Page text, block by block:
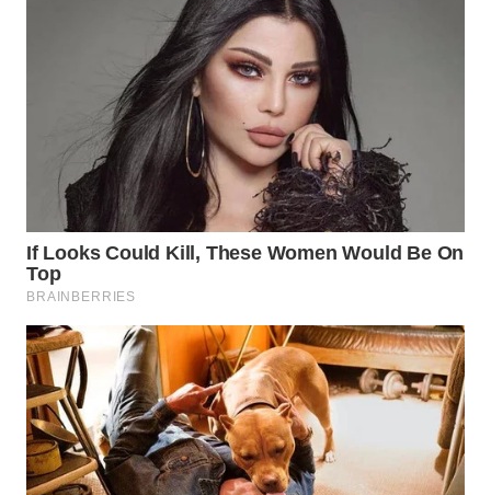
TANGERANG
WN
BINJAI
CIREBON
WN
INDRAMAYU
WN
KUNINGAN